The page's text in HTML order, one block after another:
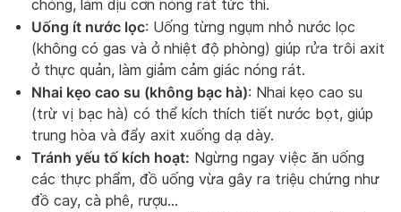
chóng, làm dịu cơn nóng rát tức thì.
Uống ít nước lọc: Uống từng ngụm nhỏ nước lọc
(không có gas và ở nhiệt độ phòng) giúp rửa trôi axit
ở thực quản, làm giảm cảm giác nóng rát.
Nhai kẹo cao su (không bạc hà): Nhai kẹo cao su
(trừ vị bạc hà) có thể kích thích tiết nước bọt, giúp
trung hòa và đẩy axit xuống dạ dày.
Tránh yếu tố kích hoạt: Ngừng ngay việc ăn uống
các thực phẩm, đồ uống vừa gây ra triệu chứng như
đồ cay, cà phê, rượu…